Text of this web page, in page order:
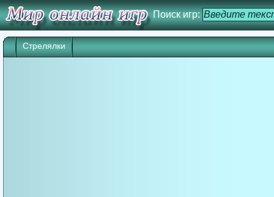
Поиск игр:
Стрелялки